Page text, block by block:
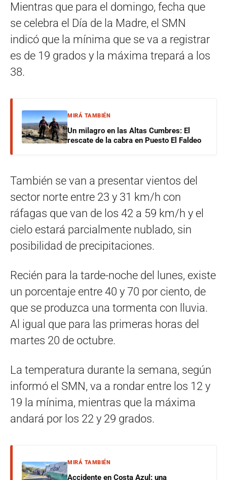
Mientras que para el domingo, fecha que
se celebra el Día de la Madre, el SMN
indicó que la mínima que se va a registrar
es de 19 grados y la máxima trepará a los
38.
MIRÁ TAMBIÉN
Un milagro en las Altas Cumbres: El
rescate de la cabra en Puesto El Faldeo
También se van a presentar vientos del
sector norte entre 23 y 31 km/h con
ráfagas que van de los 42 a 59 km/h y el
cielo estará parcialmente nublado, sin
posibilidad de precipitaciones.
Recién para la tarde-noche del lunes, existe
un porcentaje entre 40 y 70 por ciento, de
que se produzca una tormenta con lluvia.
Al igual que para las primeras horas del
martes 20 de octubre.
La temperatura durante la semana, según
informó el SMN, va a rondar entre los 12 y
19 la mínima, mientras que la máxima
andará por los 22 y 29 grados.
MIRÁ TAMBIÉN
Accidente en Costa Azul: una